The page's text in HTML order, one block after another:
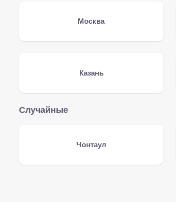
Москва
Казань
Случайные
Чонтаул